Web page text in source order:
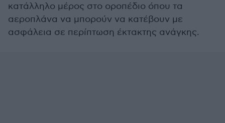
κατάλληλο μέρος στο οροπέδιο όπου τα
αεροπλάνα να μπορούν να κατέβουν με
ασφάλεια σε περίπτωση έκτακτης ανάγκης.